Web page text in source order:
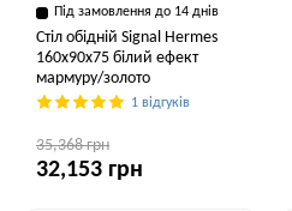
Під замовлення до 14 днів
Стіл обідній Signal Hermes
160x90x75 білий ефект
мармуру/золото
1 відгуків
35,368 грн
32,153 грн